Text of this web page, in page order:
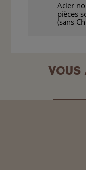
Acier
pièces
(sans
VOUS